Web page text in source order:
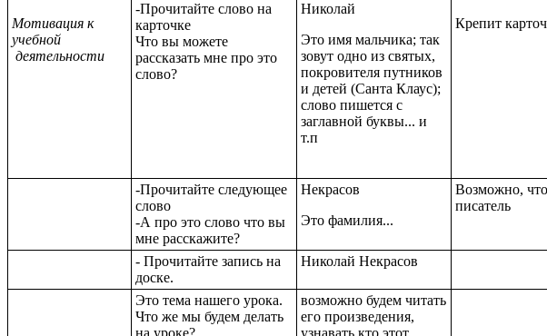
Мотивация к
учебной
деятельности
-Прочитайте слово на
карточке
Что вы можете
рассказать мне про это
слово?
Николай
Это имя мальчика; так
зовут одно из святых,
покровителя путников
и детей (Санта Клаус);
слово пишется с
заглавной буквы... и
т.п
Крепит
-Прочитайте следующее
слово
-А про это слово что вы
мне расскажите?
Некрасов
Это фамилия...
Возможно,
писатель
- Прочитайте запись на
доске.
Николай Некрасов
Это тема нашего урока.
Что же мы будем делать
возможно будем читать
его произведения,